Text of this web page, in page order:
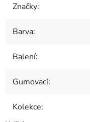
Značky:
Barva:
Balení:
Gumovací:
Kolekce: